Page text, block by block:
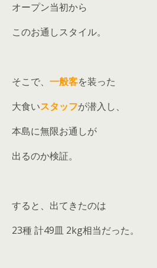
オープン当初から
このお通しスタイル。
そこで、 一般客を装った
大食いスタッフが潜入し、
本島に無限お通しが
出るのか検証。
すると、出てきたのは
23種 計49皿 2kg相当だった。